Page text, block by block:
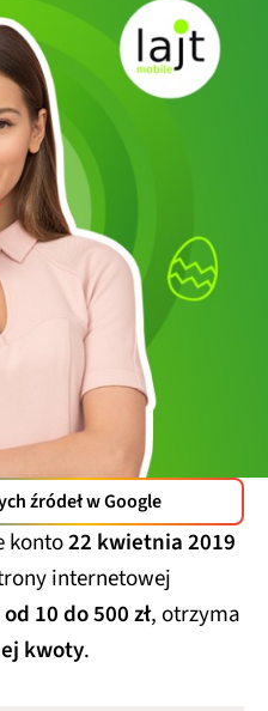
źródeł w Google
konto22 kwietnia 2019
internetowej
od 10 do 500 zł, otrzyma
kwoty.